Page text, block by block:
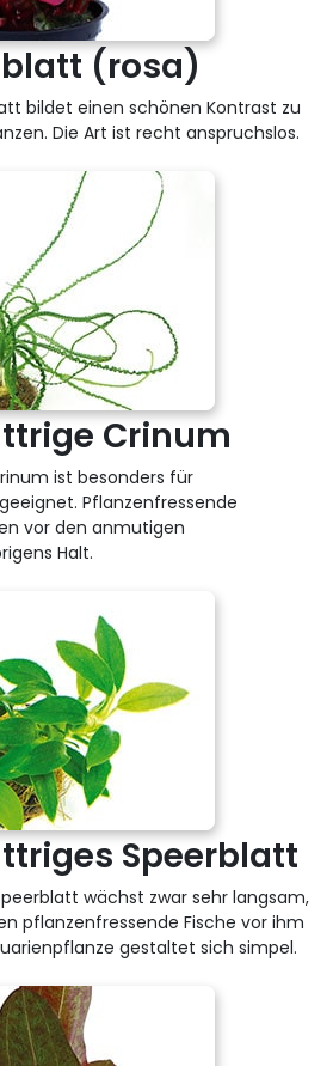
(rosa)
bildet einen schönen Kontrast zu
Die Art ist recht anspruchslos.
Crinum
ist besonders für
Pflanzenfressende
vor den anmutigen
Halt.
Speerblatt
wächst zwar sehr langsam,
pflanzenfressende Fische vor ihm
gestaltet sich simpel.